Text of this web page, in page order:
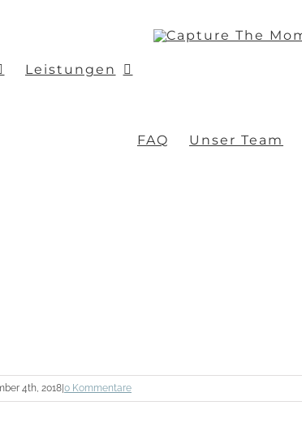
Leistungen
FAQ Unser Team
4th, 2018|0 Kommentare